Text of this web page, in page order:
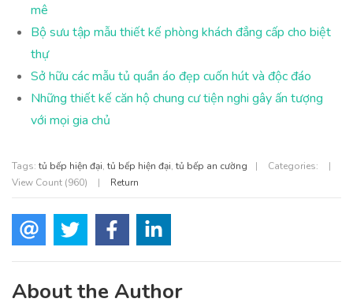
mê
Bộ sưu tập mẫu thiết kế phòng khách đẳng cấp cho biệt
thự
Sở hữu các mẫu tủ quần áo đẹp cuốn hút và độc đáo
Những thiết kế căn hộ chung cư tiện nghi gây ấn tượng
với mọi gia chủ
Tags: tủ bếp hiện đại, tủ bếp hiện đại, tủ bếp an cường | Categories:
|
View Count (960)
| Return
About the Author